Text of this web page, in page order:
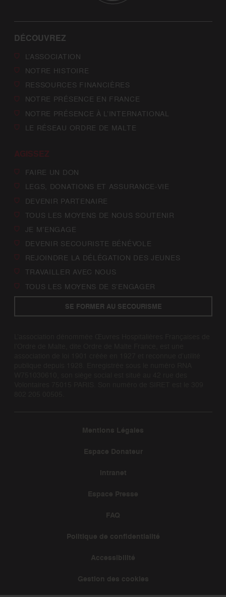
DÉCOUVREZ
L’ASSOCIATION
NOTRE HISTOIRE
RESSOURCES FINANCIÈRES
NOTRE PRÉSENCE EN FRANCE
NOTRE PRÉSENCE À L’INTERNATIONAL
LE RÉSEAU ORDRE DE MALTE
AGISSEZ
FAIRE UN DON
LEGS, DONATIONS ET ASSURANCE-VIE
DEVENIR PARTENAIRE
TOUS LES MOYENS DE NOUS SOUTENIR
JE M’ENGAGE
DEVENIR SECOURISTE BÉNÉVOLE
REJOINDRE LA DÉLÉGATION DES JEUNES
TRAVAILLER AVEC NOUS
TOUS LES MOYENS DE S’ENGAGER
SE FORMER AU SECOURISME
Mentions Légales
Espace Donateur
Intranet
Espace Presse
FAQ
Politique de confidentialité
Accessibilité
Gestion des cookies